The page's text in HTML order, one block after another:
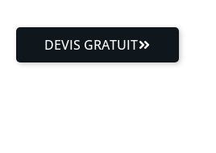
DEVIS GRATUIT